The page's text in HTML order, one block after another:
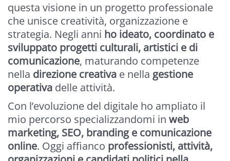
questa visione in un progetto professionale
che unisce creatività, organizzazione e
strategia. Negli anni ho ideato, coordinato e
sviluppato progetti culturali, artistici e di
comunicazione, maturando competenze
nella direzione creativa e nella gestione
operativa delle attività.
Con l’evoluzione del digitale ho ampliato il
mio percorso specializzandomi in web
marketing, SEO, branding e comunicazione
online. Oggi affianco professionisti, attività,